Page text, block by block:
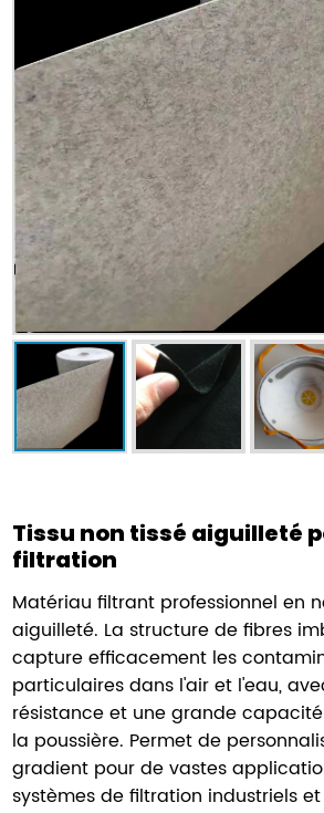
Tissu non tissé aiguilleté
filtration
Matériau filtrant professionnel en
aiguilleté. La structure de fibres
capture efficacement les
particulaires dans l'air et l'eau,
résistance et une grande
la poussière. Permet de
gradient pour de vastes
systèmes de filtration industriels